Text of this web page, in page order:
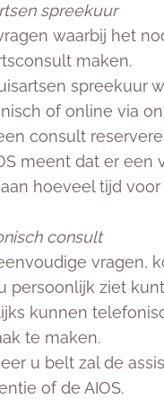
spreekuur
waarbij het
maken.
spreekuur
of online via
consult
meent dat er een
hoeveel tijd
consult
vragen,
persoonlijk ziet
kunnen
te maken.
u belt zal de
of de AIOS.